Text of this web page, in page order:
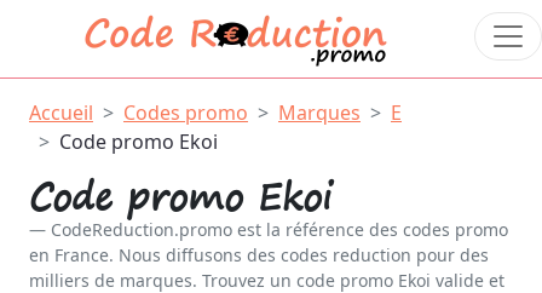
Accueil Codes promo Marques
E
Code promo Ekoi
Code promo Ekoi
CodeReduction.promo est la référence des codes promo
en France. Nous diffusons des codes reduction pour des
milliers de marques. Trouvez un code promo Ekoi valide et